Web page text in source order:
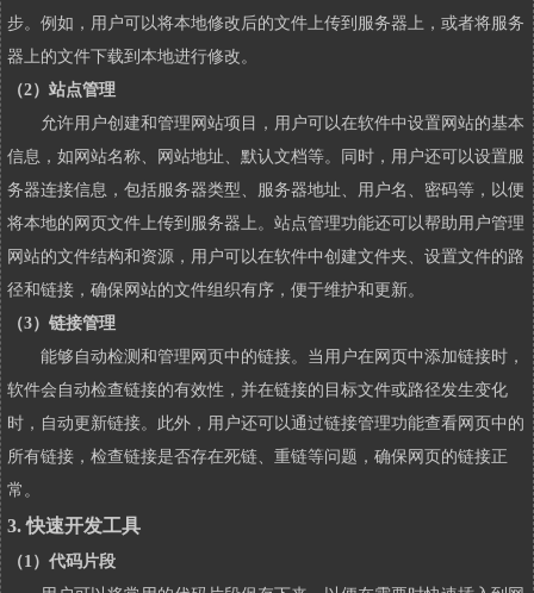
步。例如，用户可以将本地修改后的文件上传到服务器上，或者将服务
器上的文件下载到本地进行修改。
（2）站点管理
允许用户创建和管理网站项目，用户可以在软件中设置网站的基本
信息，如网站名称、网站地址、默认文档等。同时，用户还可以设置服
务器连接信息，包括服务器类型、服务器地址、用户名、密码等，以便
将本地的网页文件上传到服务器上。站点管理功能还可以帮助用户管理
网站的文件结构和资源，用户可以在软件中创建文件夹、设置文件的路
径和链接，确保网站的文件组织有序，便于维护和更新。
（3）链接管理
能够自动检测和管理网页中的链接。当用户在网页中添加链接时，
软件会自动检查链接的有效性，并在链接的目标文件或路径发生变化
时，自动更新链接。此外，用户还可以通过链接管理功能查看网页中的
所有链接，检查链接是否存在死链、重链等问题，确保网页的链接正
常。
3. 快速开发工具
（1）代码片段